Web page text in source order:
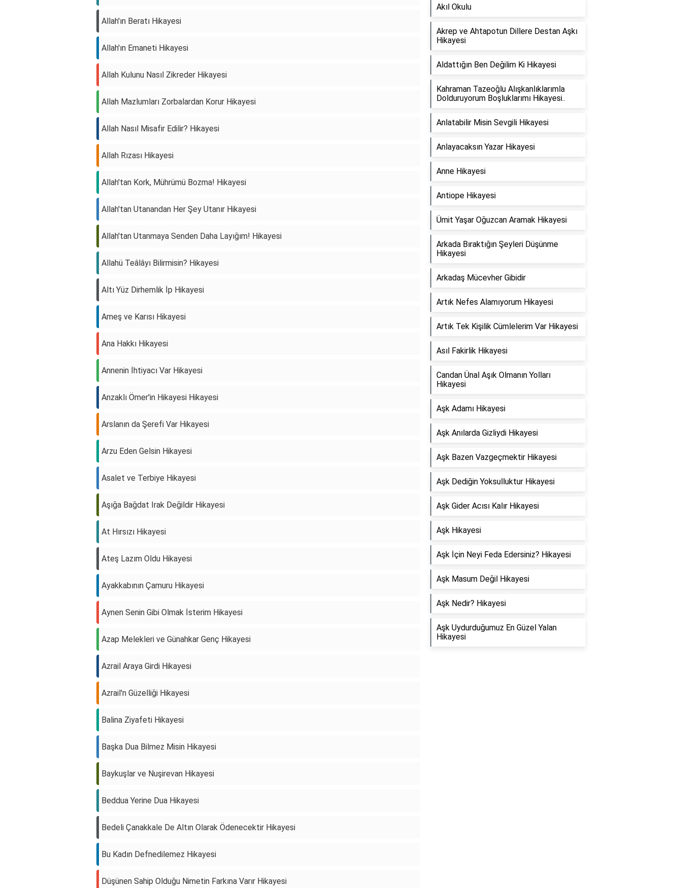
Allah'ın Beratı Hikayesi
Allah'ın Emaneti Hikayesi
Allah Kulunu Nasıl Zikreder Hikayesi
Allah Mazlumları Zorbalardan Korur Hikayesi
Allah Nasıl Misafir Edilir? Hikayesi
Allah Rızası Hikayesi
Allah'tan Kork, Mührümü Bozma! Hikayesi
Allah'tan Utanandan Her Şey Utanır Hikayesi
Allah'tan Utanmaya Senden Daha Layığım! Hikayesi
Allahü Teâlâyı Bilirmisin? Hikayesi
Altı Yüz Dirhemlik İp Hikayesi
Ameş ve Karısı Hikayesi
Ana Hakkı Hikayesi
Annenin İhtiyacı Var Hikayesi
Anzaklı Ömer'in Hikayesi Hikayesi
Arslanın da Şerefi Var Hikayesi
Arzu Eden Gelsin Hikayesi
Asalet ve Terbiye Hikayesi
Aşığa Bağdat Irak Değildir Hikayesi
At Hırsızı Hikayesi
Ateş Lazım Oldu Hikayesi
Ayakkabının Çamuru Hikayesi
Aynen Senin Gibi Olmak İsterim Hikayesi
Azap Melekleri ve Günahkar Genç Hikayesi
Azrail Araya Girdi Hikayesi
Azrail'n Güzelliği Hikayesi
Balina Ziyafeti Hikayesi
Başka Dua Bilmez Misin Hikayesi
Baykuşlar ve Nuşirevan Hikayesi
Beddua Yerine Dua Hikayesi
Bedeli Çanakkale De Altın Olarak Ödenecektir Hikayesi
Bu Kadın Defnedilemez Hikayesi
Düşünen Sahip Olduğu Nimetin Farkına Varır Hikayesi
Akıl Okulu
Akrep ve Ahtapotun Dillere Destan Aşkı
Hikayesi
Aldattığın Ben Değilim Ki Hikayesi
Kahraman Tazeoğlu Alışkanlıklarımla
Dolduruyorum Boşluklarımı Hikayesi..
Anlatabilir Misin Sevgili Hikayesi
Anlayacaksın Yazar Hikayesi
Anne Hikayesi
Antiope Hikayesi
Ümit Yaşar Oğuzcan Aramak Hikayesi
Arkada Bıraktığın Şeyleri Düşünme
Hikayesi
Arkadaş Mücevher Gibidir
Artık Nefes Alamıyorum Hikayesi
Artık Tek Kişilik Cümlelerim Var Hikayesi
Asıl Fakirlik Hikayesi
Candan Ünal Aşık Olmanın Yolları
Hikayesi
Aşk Adamı Hikayesi
Aşk Anılarda Gizliydi Hikayesi
Aşk Bazen Vazgeçmektir Hikayesi
Aşk Dediğin Yoksulluktur Hikayesi
Aşk Gider Acısı Kalır Hikayesi
Aşk Hikayesi
Aşk İçin Neyi Feda Edersiniz? Hikayesi
Aşk Masum Değil Hikayesi
Aşk Nedir? Hikayesi
Aşk Uydurduğumuz En Güzel Yalan
Hikayesi